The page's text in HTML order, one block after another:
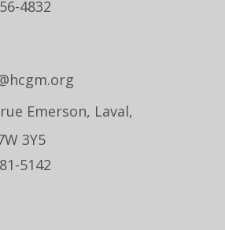
4832
Emerson, Laval,
3Y5
5142